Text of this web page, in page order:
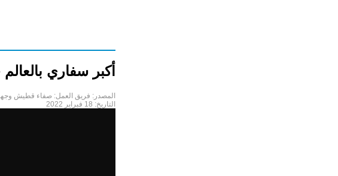
أكبر سفاري
المصدر: فريق العمل: صفاء قطيش
التاريخ: 18 فبراير 2022